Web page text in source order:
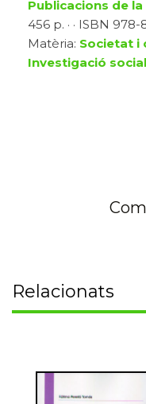
Publicacions de
456 p. · · ISBN
Matèria: Societat i
Investigació
Relacionats